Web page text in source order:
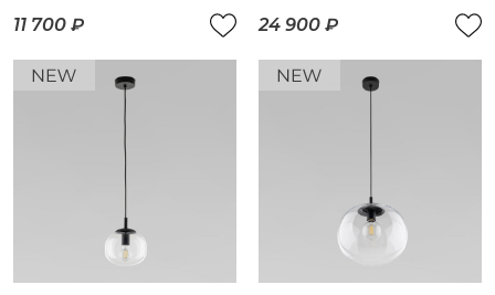
регулировкой яркости
температуры
(3000/4000/6000К)
11 700 ₽
абажуром
24 900 ₽